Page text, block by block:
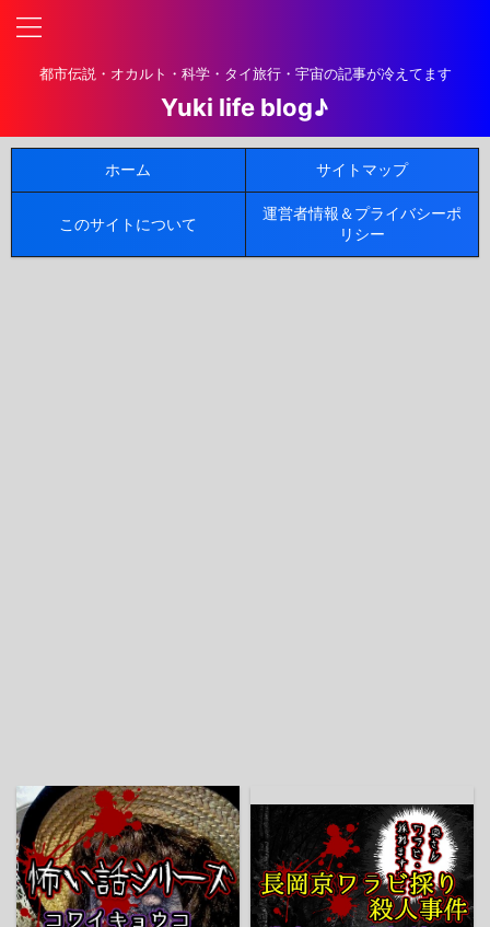
都市伝説・オカルト・科学・タイ旅行・宇宙の記事が冷えてます
Yuki life blog♪
ホーム サイトマップ
このサイトについて
運営者情報＆プライバシーポ
リシー